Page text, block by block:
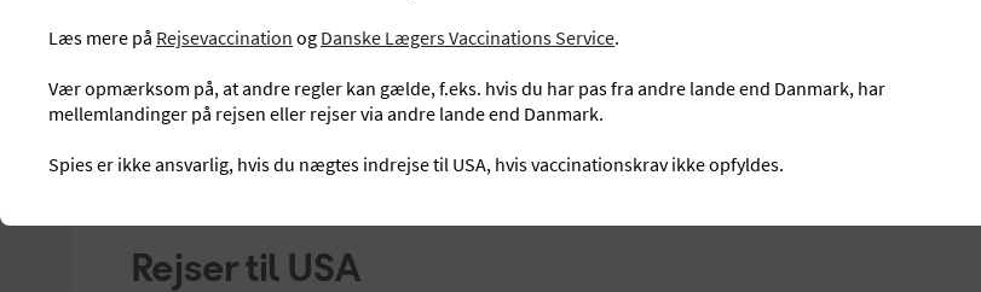
Rejser til USA
Læs mere på Rejsevaccination og Danske Lægers Vaccinations Service.
Vær opmærksom på, at andre regler kan gælde, f.eks. hvis du har pas fra andre lande end Danmark, har
mellemlandinger på rejsen eller rejser via andre lande end Danmark.
Spies er ikke ansvarlig, hvis du nægtes indrejse til USA, hvis vaccinationskrav ikke opfyldes.